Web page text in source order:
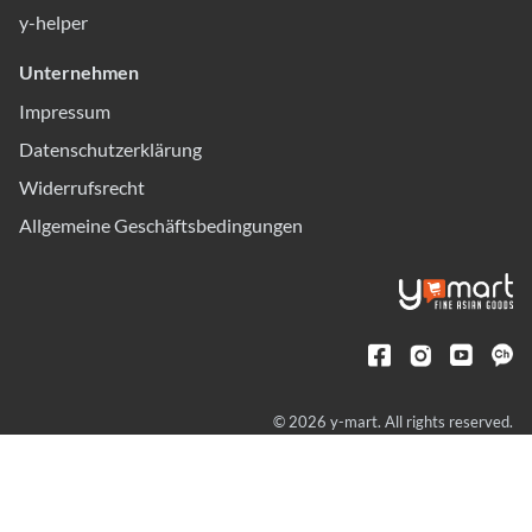
y-helper
Unternehmen
Impressum
Datenschutzerklärung
Widerrufsrecht
Allgemeine Geschäftsbedingungen
© 2026 y-mart. All rights reserved.